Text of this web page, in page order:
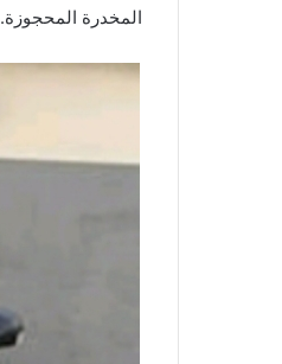
المخدرة المحجوزة.